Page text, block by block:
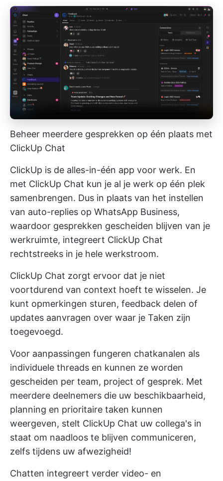
Beheer meerdere gesprekken op één plaats met
ClickUp Chat
ClickUp is de alles-in-één app voor werk. En
met ClickUp Chat kun je al je werk op één plek
samenbrengen. Dus in plaats van het instellen
van auto-replies op WhatsApp Business,
waardoor gesprekken gescheiden blijven van je
werkruimte, integreert ClickUp Chat
rechtstreeks in je hele werkstroom.
ClickUp Chat zorgt ervoor dat je niet
voortdurend van context hoeft te wisselen. Je
kunt opmerkingen sturen, feedback delen of
updates aanvragen over waar je Taken zijn
toegevoegd.
Voor aanpassingen fungeren chatkanalen als
individuele threads en kunnen ze worden
gescheiden per team, project of gesprek. Met
meerdere deelnemers die uw beschikbaarheid,
planning en prioritaire taken kunnen
weergeven, stelt ClickUp Chat uw collega's in
staat om naadloos te blijven communiceren,
zelfs tijdens uw afwezigheid!
Chatten integreert verder video- en